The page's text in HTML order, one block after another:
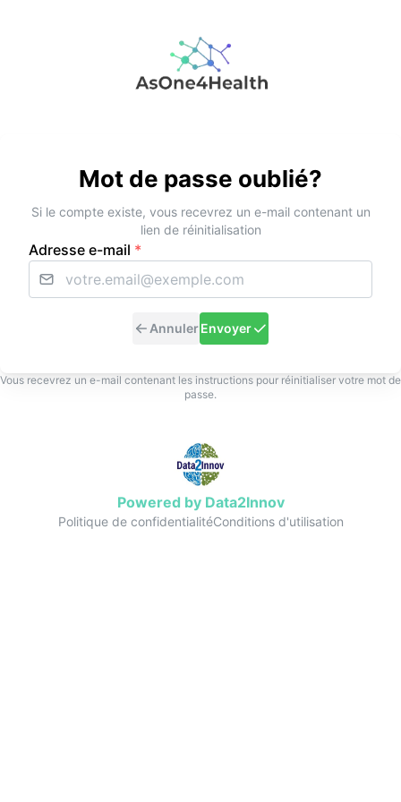
Mot de passe oublié?
Si le compte existe, vous recevrez un e-mail contenant un
lien de réinitialisation
Adresse e-mail *
AnnulerEnvoyer
Vous recevrez un e-mail contenant les instructions pour réinitialiser votre mot de
passe.
Powered by Data2Innov
Politique de confidentialitéConditions d'utilisation